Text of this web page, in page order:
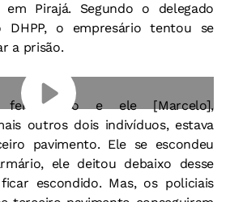
em Pirajá. Segundo o delegado
DHPP, o empresário tentou se
a prisão.
ferro-velho e ele [Marcelo],
outros dois indivíduos, estava
pavimento. Ele se escondeu
ele deitou debaixo desse
escondido. Mas, os policiais